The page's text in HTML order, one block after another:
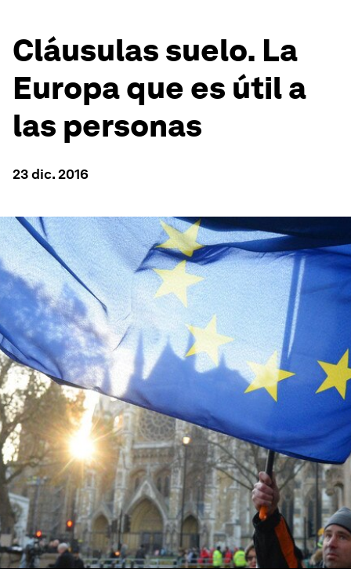
Cláusulas suelo. La
Europa que es útil a
las personas
23 dic. 2016